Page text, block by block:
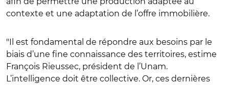
contexte et une adaptation de l’offre immobilière.
"Il est fondamental de répondre aux besoins par le
biais d’une fine connaissance des territoires, estime
François Rieussec, président de l’Unam.
L’intelligence doit être collective. Or, ces dernières